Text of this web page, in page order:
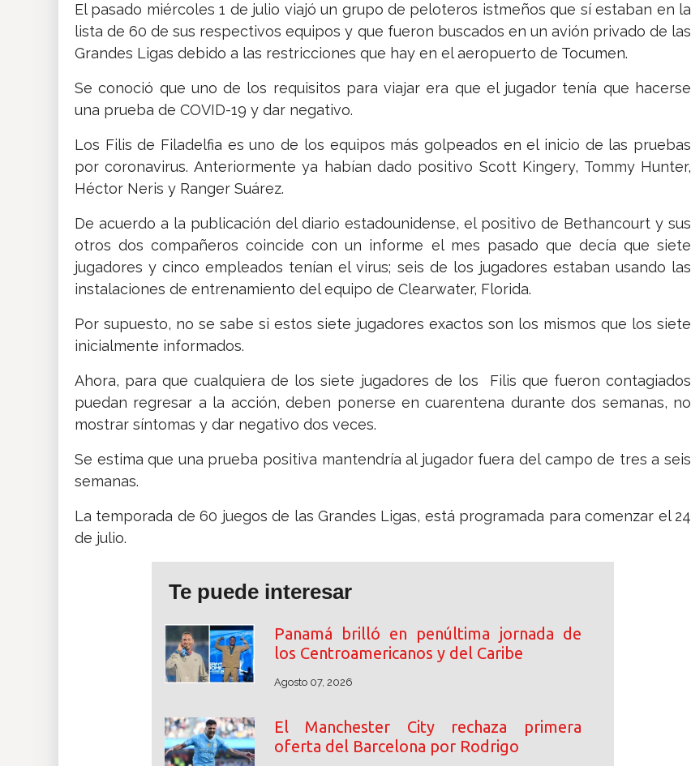
El pasado miércoles 1 de julio viajó un grupo de peloteros istmeños que sí estaban en la
lista de 60 de sus respectivos equipos y que fueron buscados en un avión privado de las
Grandes Ligas debido a las restricciones que hay en el aeropuerto de Tocumen.
Se conoció que uno de los requisitos para viajar era que el jugador tenía que hacerse
una prueba de COVID-19 y dar negativo.
Los Filis de Filadelfia es uno de los equipos más golpeados en el inicio de las pruebas
por coronavirus. Anteriormente ya habían dado positivo Scott Kingery, Tommy Hunter,
Héctor Neris y Ranger Suárez.
De acuerdo a la publicación del diario estadounidense, el positivo de Bethancourt y sus
otros dos compañeros coincide con un informe el mes pasado que decía que siete
jugadores y cinco empleados tenían el virus; seis de los jugadores estaban usando las
instalaciones de entrenamiento del equipo de Clearwater, Florida.
Por supuesto, no se sabe si estos siete jugadores exactos son los mismos que los siete
inicialmente informados.
Ahora, para que cualquiera de los siete jugadores de los Filis que fueron contagiados
puedan regresar a la acción, deben ponerse en cuarentena durante dos semanas, no
mostrar síntomas y dar negativo dos veces.
Se estima que una prueba positiva mantendría al jugador fuera del campo de tres a seis
semanas.
La temporada de 60 juegos de las Grandes Ligas, está programada para comenzar el 24
de julio.
Te puede interesar
Panamá brilló en penúltima jornada de
los Centroamericanos y del Caribe
Agosto 07, 2026
El Manchester City rechaza primera
oferta del Barcelona por Rodrigo